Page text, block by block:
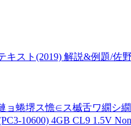
スト(2019) 解説&例題/佐
蜷堺ス憺∈ス槭舌ワ繝シ
10600) 4GB CL9 1.5V